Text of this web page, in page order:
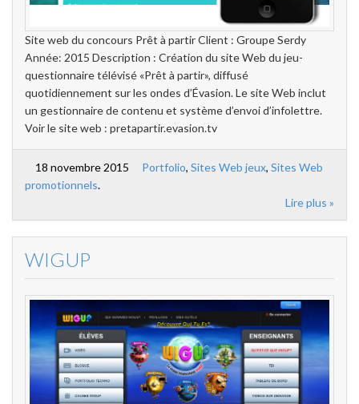
Site web du concours Prêt à partir Client : Groupe Serdy
Année: 2015 Description : Création du site Web du jeu-
questionnaire télévisé «Prêt à partir», diffusé
quotidiennement sur les ondes d’Évasion. Le site Web inclut
un gestionnaire de contenu et système d’envoi d’infolettre.
Voir le site web : pretapartir.evasion.tv
18 novembre 2015 Portfolio, Sites Web jeux, Sites Web
promotionnels.
Lire plus »
WIGUP